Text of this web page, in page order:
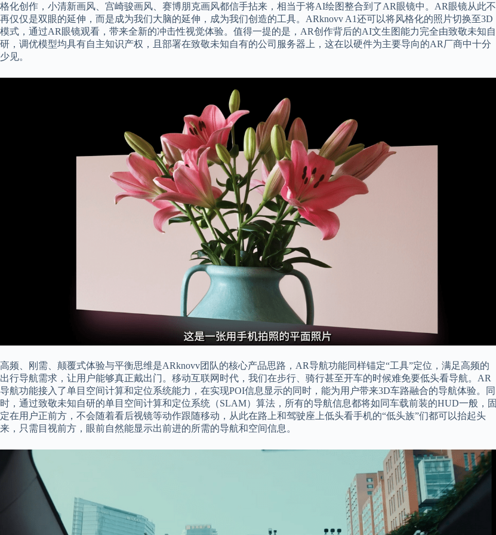
格化创作，小清新画风、宫崎骏画风、赛博朋克画风都信手拈来，相当于将AI绘图整合到了AR眼镜中。AR眼镜从此不
再仅仅是双眼的延伸，而是成为我们大脑的延伸，成为我们创造的工具。ARknovv A1还可以将风格化的照片切换至3D
模式，通过AR眼镜观看，带来全新的冲击性视觉体验。值得一提的是，AR创作背后的AI文生图能力完全由致敬未知自
研，调优模型均具有自主知识产权，且部署在致敬未知自有的公司服务器上，这在以硬件为主要导向的AR厂商中十分
少见。
高频、刚需、颠覆式体验与平衡思维是ARknovv团队的核心产品思路，AR导航功能同样锚定“工具”定位，满足高频的
出行导航需求，让用户能够真正戴出门。移动互联网时代，我们在步行、骑行甚至开车的时候难免要低头看导航。AR
导航功能接入了单目空间计算和定位系统能力，在实现POI信息显示的同时，能为用户带来3D车路融合的导航体验。同
时，通过致敬未知自研的单目空间计算和定位系统（SLAM）算法，所有的导航信息都将如同车载前装的HUD一般，固
定在用户正前方，不会随着看后视镜等动作跟随移动，从此在路上和驾驶座上低头看手机的“低头族”们都可以抬起头
来，只需目视前方，眼前自然能显示出前进的所需的导航和空间信息。